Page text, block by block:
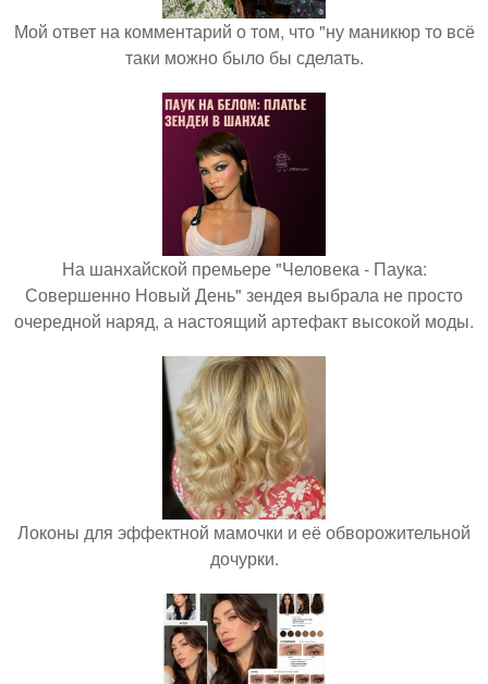
Мой ответ на комментарий о том, что "ну маникюр то всё
таки можно было бы сделать.
На шанхайской премьере "Человека - Паука:
Совершенно Новый День" зендея выбрала не просто
очередной наряд, а настоящий артефакт высокой моды.
Локоны для эффектной мамочки и её обворожительной
дочурки.